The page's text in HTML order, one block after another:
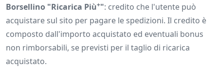
Borsellino "Ricarica Più+": credito che l'utente può
acquistare sul sito per pagare le spedizioni. Il credito è
composto dall'importo acquistato ed eventuali bonus
non rimborsabili, se previsti per il taglio di ricarica
acquistato.